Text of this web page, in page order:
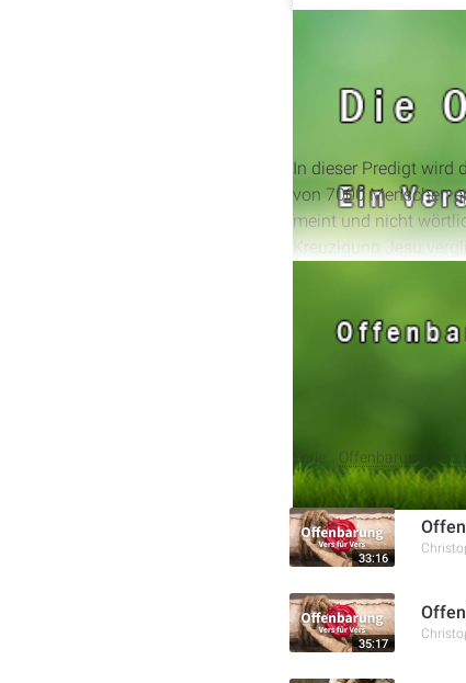
2.
In dieser Predigt wird
von 7000 Menschen
meint und nicht
Kreuzigung Jesu
Revolution als ein
Serie: Offenbarung Vers
33:16
35:17